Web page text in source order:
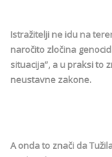
Istražitelji ne idu na
naročito zločina
situacija”, a u praksi to
neustavne zakone.
A onda to znači da